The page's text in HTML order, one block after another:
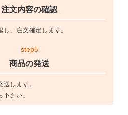
注文内容の確認
し、注文確定します。
step5
商品の発送
送します。
下さい。